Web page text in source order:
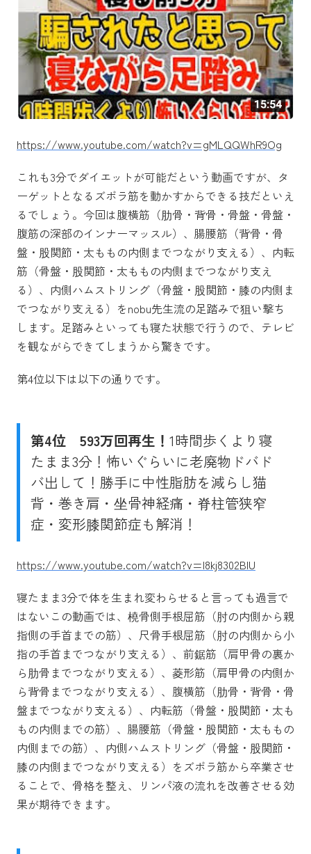
https://www.youtube.com/watch?v=gMLQQWhR9Og
これも3分でダイエットが可能だという動画ですが、タ
ーゲットとなるズボラ筋を動かすからできる技だといえ
るでしょう。今回は腹横筋（肋骨・背骨・骨盤・骨盤・
腹筋の深部のインナーマッスル）、腸腰筋（背骨・骨
盤・股関節・太ももの内側までつながり支える）、内転
筋（骨盤・股関節・太ももの内側までつながり支え
る）、内側ハムストリング（骨盤・股関節・膝の内側ま
でつながり支える）をnobu先生流の足踏みで狙い撃ち
します。足踏みといっても寝た状態で行うので、テレビ
を観ながらできてしまうから驚きです。
第4位以下は以下の通りです。
第4位 593万回再生！ 1時間歩くより寝
たまま3分！怖いぐらいに老廃物ドバド
バ出して！勝手に中性脂肪を減らし猫
背・巻き肩・坐骨神経痛・脊柱管狭窄
症・変形膝関節症も解消！
https://www.youtube.com/watch?v=l8kj8302BIU
寝たまま3分で体を生まれ変わらせると言っても過言で
はないこの動画では、橈骨側手根屈筋（肘の内側から親
指側の手首までの筋）、尺骨手根屈筋（肘の内側から小
指の手首までつながり支える）、前鋸筋（肩甲骨の裏か
ら肋骨までつながり支える）、菱形筋（肩甲骨の内側か
ら背骨までつながり支える）、腹横筋（肋骨・背骨・骨
盤までつながり支える）、内転筋（骨盤・股関節・太も
もの内側までの筋）、腸腰筋（骨盤・股関節・太ももの
内側までの筋）、内側ハムストリング（骨盤・股関節・
膝の内側までつながり支える）をズボラ筋から卒業させ
ることで、骨格を整え、リンパ液の流れを改善させる効
果が期待できます。